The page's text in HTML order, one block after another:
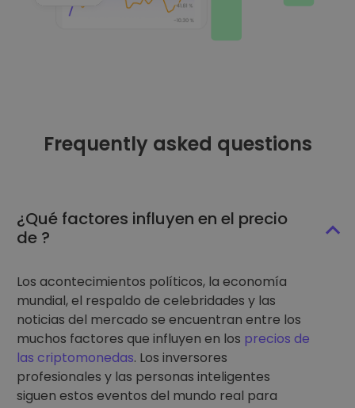
Frequently asked questions
¿Qué factores influyen en el precio
de ?
Los acontecimientos políticos, la economía
mundial, el respaldo de celebridades y las
noticias del mercado se encuentran entre los
muchos factores que influyen en los precios de
las criptomonedas. Los inversores
profesionales y las personas inteligentes
siguen estos eventos del mundo real para